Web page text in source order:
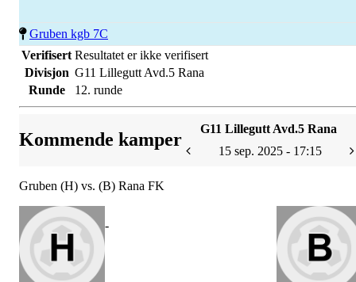
Gruben kgb 7C
Verifisert Resultatet er ikke verifisert
Divisjon G11 Lillegutt Avd.5 Rana
Runde
12. runde
Kommende kamper
G11 Lillegutt Avd.5 Rana
15 sep. 2025 - 17:15
Gruben (H) vs. (B) Rana FK
-